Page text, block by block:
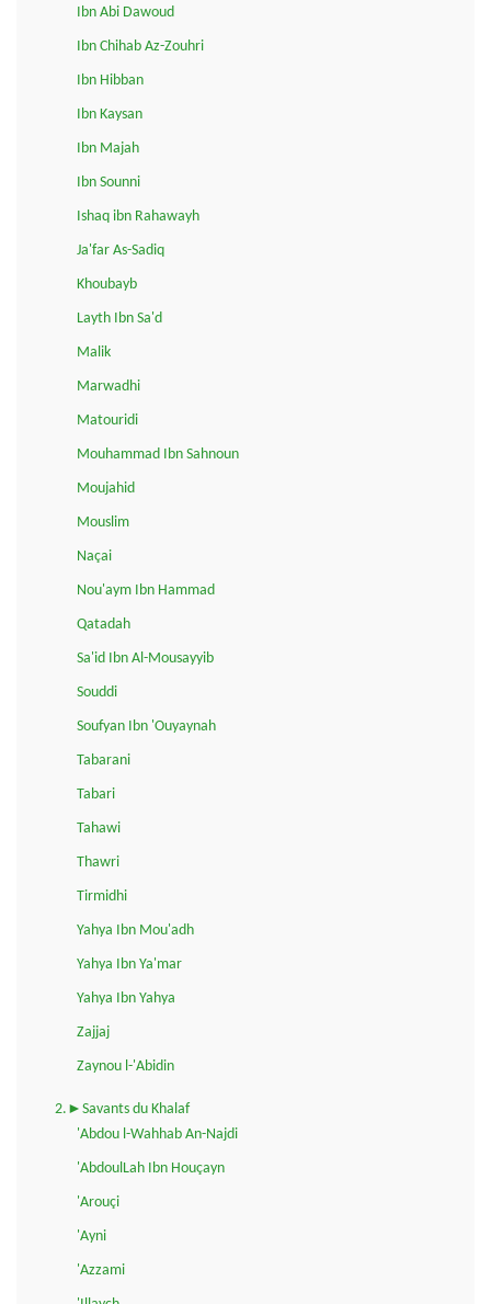
Ibn Abi Dawoud
Ibn Chihab Az-Zouhri
Ibn Hibban
Ibn Kaysan
Ibn Majah
Ibn Sounni
Ishaq ibn Rahawayh
Ja'far As-Sadiq
Khoubayb
Layth Ibn Sa'd
Malik
Marwadhi
Matouridi
Mouhammad Ibn Sahnoun
Moujahid
Mouslim
Naçai
Nou'aym Ibn Hammad
Qatadah
Sa'id Ibn Al-Mousayyib
Souddi
Soufyan Ibn 'Ouyaynah
Tabarani
Tabari
Tahawi
Thawri
Tirmidhi
Yahya Ibn Mou'adh
Yahya Ibn Ya'mar
Yahya Ibn Yahya
Zajjaj
Zaynou l-'Abidin
2.►Savants du Khalaf
'Abdou l-Wahhab An-Najdi
'AbdoulLah Ibn Houçayn
'Arouçi
'Ayni
'Azzami